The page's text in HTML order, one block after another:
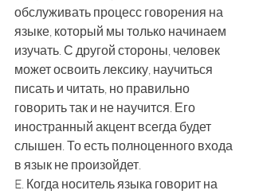
обслуживать процесс говорения на
языке, который мы только начинаем
изучать. С другой стороны, человек
может освоить лексику, научиться
писать и читать, но правильно
говорить так и не научится. Его
иностранный акцент всегда будет
слышен. То есть полноценного входа
в язык не произойдет.
E. Когда носитель языка говорит на